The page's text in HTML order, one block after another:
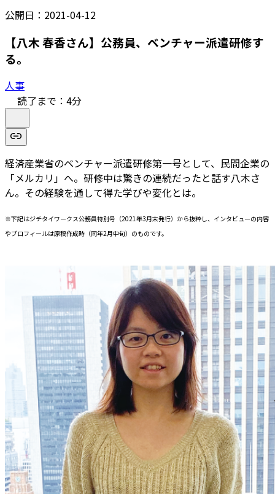
公開日： 2021-04-12
【八木 春香さん】公務員、ベンチャー派遣研修す
る。
人事
読了まで： 4分
経済産業省のベンチャー派遣研修第一号として、民間企業の
「メルカリ」へ。研修中は驚きの連続だったと話す八木さ
ん。その経験を通して得た学びや変化とは。
※下記はジチタイワークス公務員特別号（2021年3月末発行）から抜粋し、インタビューの内容
やプロフィールは原稿作成時（同年2月中旬）のものです。